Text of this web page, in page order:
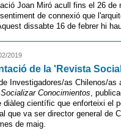
Joan Miró acull fins el 26
de connexió que
dissabte 16 de febrer hi
2019
de la 'Revista
Investigadores/as Chilenos/
Conocimientos,
diàleg científic que enforteixi el
que va ser director general de
de maig.